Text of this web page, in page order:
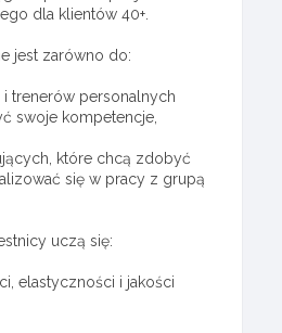
dla klientów 40+.
jest zarówno do:
trenerów personalnych
swoje kompetencje,
które chcą zdobyć
się w pracy z grupą
uczą się:
elastyczności i jakości